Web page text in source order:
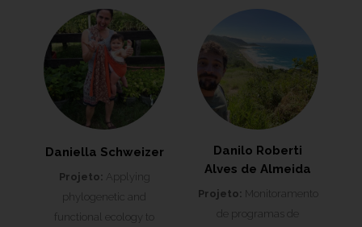
Daniella Schweizer
Projeto: Applying
phylogenetic and
functional ecology to
Danilo Roberti
Alves de Almeida
Projeto: Monitoramento
de programas de